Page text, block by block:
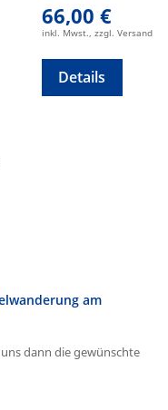
66,00 €
inkl. Mwst., zzgl. Versand
Details
am
dann die gewünschte